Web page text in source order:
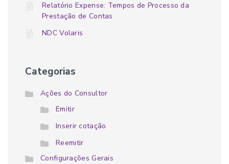
Relatório Expense: Tempos de Processo da
Prestação de Contas
NDC Volaris
Categorias
Ações do Consultor
Emitir
Inserir cotação
Reemitir
Configurações Gerais